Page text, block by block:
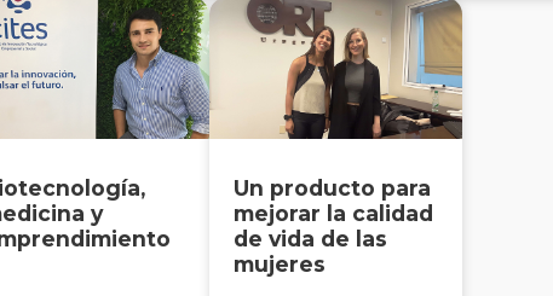
y
Un producto para
mejorar la calidad
de vida de las
mujeres